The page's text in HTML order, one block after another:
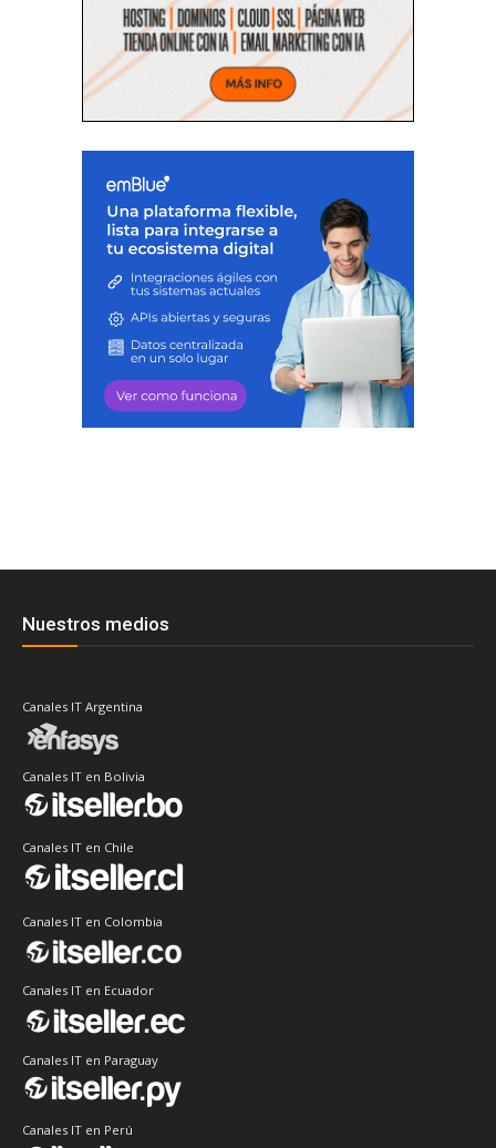
Nuestros medios
Canales IT Argentina
Canales IT en Bolivia
Canales IT en Chile
Canales IT en Colombia
Canales IT en Ecuador
Canales IT en Paraguay
Canales IT en Perú